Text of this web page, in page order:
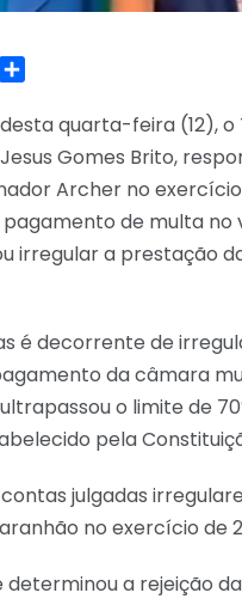
Copy
quarta-feira (12),
Gomes Brito,
Archer no exercício
de multa no
irregular a prestação
é decorrente de
da câmara
o limite de
pela
julgadas
no exercício de
determinou a rejeição